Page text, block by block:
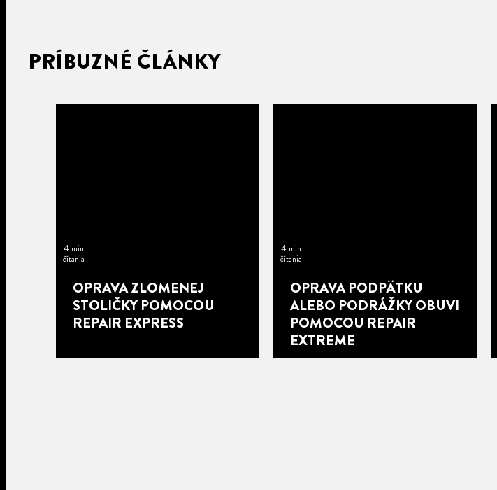
PRÍBUZNÉ ČLÁNKY
4 min
čítania
OPRAVA ZLOMENEJ
STOLIČKY POMOCOU
REPAIR EXPRESS
4 min
čítania
OPRAVA PODPÄTKU
ALEBO PODRÁŽKY OBUVI
POMOCOU REPAIR
EXTREME